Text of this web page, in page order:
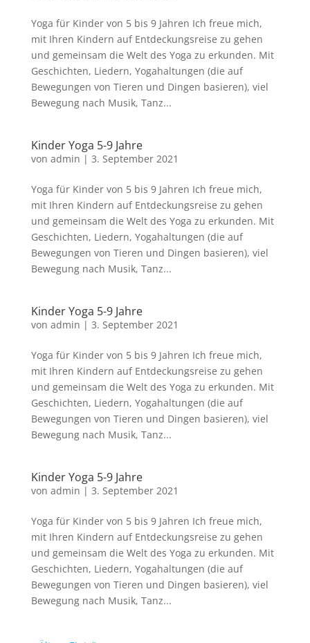
Yoga für Kinder von 5 bis 9 Jahren Ich freue mich,
mit Ihren Kindern auf Entdeckungsreise zu gehen
und gemeinsam die Welt des Yoga zu erkunden. Mit
Geschichten, Liedern, Yogahaltungen (die auf
Bewegungen von Tieren und Dingen basieren), viel
Bewegung nach Musik, Tanz...
Kinder Yoga 5-9 Jahre
von admin | 3. September 2021
Yoga für Kinder von 5 bis 9 Jahren Ich freue mich,
mit Ihren Kindern auf Entdeckungsreise zu gehen
und gemeinsam die Welt des Yoga zu erkunden. Mit
Geschichten, Liedern, Yogahaltungen (die auf
Bewegungen von Tieren und Dingen basieren), viel
Bewegung nach Musik, Tanz...
Kinder Yoga 5-9 Jahre
von admin | 3. September 2021
Yoga für Kinder von 5 bis 9 Jahren Ich freue mich,
mit Ihren Kindern auf Entdeckungsreise zu gehen
und gemeinsam die Welt des Yoga zu erkunden. Mit
Geschichten, Liedern, Yogahaltungen (die auf
Bewegungen von Tieren und Dingen basieren), viel
Bewegung nach Musik, Tanz...
Kinder Yoga 5-9 Jahre
von admin | 3. September 2021
Yoga für Kinder von 5 bis 9 Jahren Ich freue mich,
mit Ihren Kindern auf Entdeckungsreise zu gehen
und gemeinsam die Welt des Yoga zu erkunden. Mit
Geschichten, Liedern, Yogahaltungen (die auf
Bewegungen von Tieren und Dingen basieren), viel
Bewegung nach Musik, Tanz...